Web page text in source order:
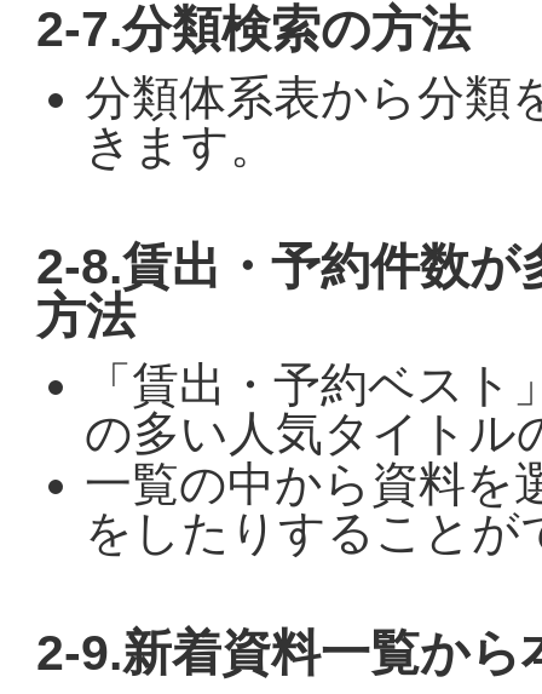
2-7.分類検索の方法
分類体系表から分類
きます。
2-8.賃出・予約件数
方法
「賃出・予約ベス
の多い人気タイトル
一覧の中から資料を
をしたりすることが
2-9.新着資料一覧から